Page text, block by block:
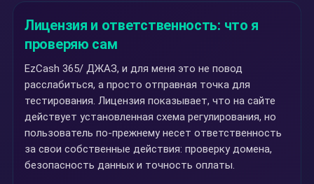
Лицензия и ответственность: что я
проверяю сам
EzCash 365/ ДЖАЗ, и для меня это не повод
расслабиться, а просто отправная точка для
тестирования. Лицензия показывает, что на сайте
действует установленная схема регулирования, но
пользователь по-прежнему несет ответственность
за свои собственные действия: проверку домена,
безопасность данных и точность оплаты.